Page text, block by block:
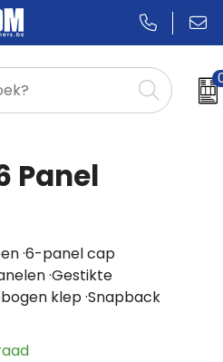
Panel
·6-panel cap
·Gestikte
klep ·Snapback